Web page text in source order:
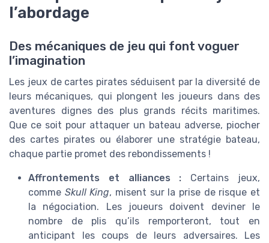
l’abordage
Des mécaniques de jeu qui font voguer
l’imagination
Les jeux de cartes pirates séduisent par la diversité de
leurs mécaniques, qui plongent les joueurs dans des
aventures dignes des plus grands récits maritimes.
Que ce soit pour attaquer un bateau adverse, piocher
des cartes pirates ou élaborer une stratégie bateau,
chaque partie promet des rebondissements !
Affrontements et alliances : Certains jeux,
comme Skull King, misent sur la prise de risque et
la négociation. Les joueurs doivent deviner le
nombre de plis qu’ils remporteront, tout en
anticipant les coups de leurs adversaires. Les